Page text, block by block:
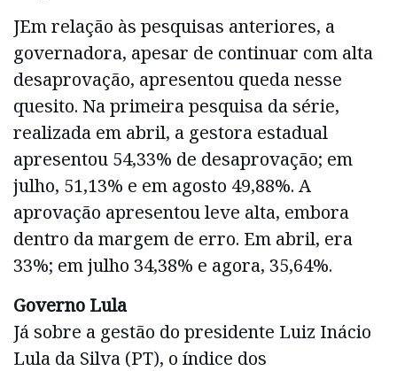
JEm relação às pesquisas anteriores, a
governadora, apesar de continuar com alta
desaprovação, apresentou queda nesse
quesito. Na primeira pesquisa da série,
realizada em abril, a gestora estadual
apresentou 54,33% de desaprovação; em
julho, 51,13% e em agosto 49,88%. A
aprovação apresentou leve alta, embora
dentro da margem de erro. Em abril, era
33%; em julho 34,38% e agora, 35,64%.
Governo Lula
Já sobre a gestão do presidente Luiz Inácio
Lula da Silva (PT), o índice dos